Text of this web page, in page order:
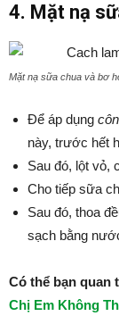
4. Mặt nạ
Mặt nạ sữa chua và bơ
Để áp dụng
này, trước hết
Sau đó, lột vỏ,
Cho tiếp sữa
Sau đó, thoa
sạch bằng
Có thể bạn quan
Chị Em Không